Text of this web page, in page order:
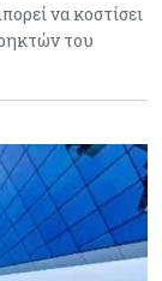
να κοστίσει
του